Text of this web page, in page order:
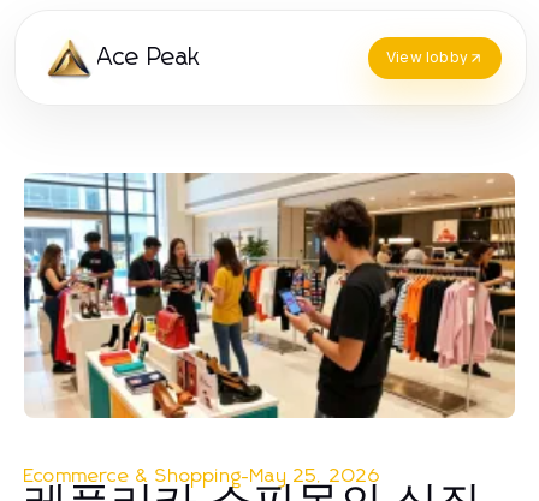
Ace Peak View lobby
Ecommerce & Shopping-May 25, 2026